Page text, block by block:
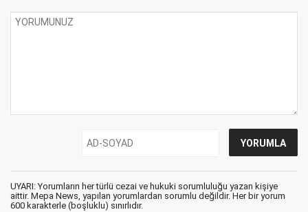
UYARI: Yorumların her türlü cezai ve hukuki sorumluluğu yazan kişiye
aittir. Mepa News, yapılan yorumlardan sorumlu değildir. Her bir yorum
600 karakterle (boşluklu) sınırlıdır.